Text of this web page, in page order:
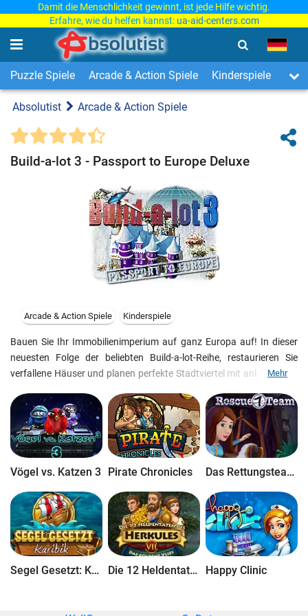
Damit die Menschlichkeit gewinnt, ist jede Hilfe wichtig.
Erfahre, wie du helfen kannst: ua-aid-centers.com
Puzzle Spiele Arcade & Action Spiele Kinderspiele 3-
Absolutist Arcade & Action Spiele
Build-a-lot 3 - Passport to Europe Deluxe
Arcade & Action Spiele Kinderspiele
Bauen Sie Ihr Immobilienimperium auf ganz Europa auf! In dieser
neuesten Folge der beliebten Build-a-lot-Reihe, restaurieren Sie
verfallene Häuser und planen perfekte Stadtviertel mit anlockenden
Schnappen Sie sich Bauhelm und Zeichenbrett, und los gehts!
Mehr
Vögel vs. Katzen 3 Pirate Chronicles Das Rettungsteam 7
Segel Gesetzt: Karibik Die 12 Heldentaten des Herkules VII: Das Goldene Vlies Happy Clinic